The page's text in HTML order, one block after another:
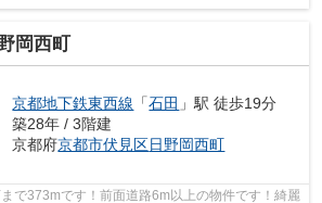
岡西町
京都地下鉄東西線 「石田 」駅 徒歩19分
築28年 / 3階建
京都府京都市伏見区日野岡西町
で373mです！前面道路6m以上の物件です！綺麗